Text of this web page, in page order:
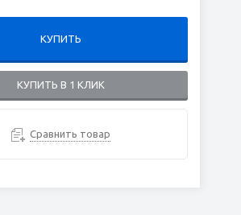
КУПИТЬ
КУПИТЬ В 1 КЛИК
Сравнить товар